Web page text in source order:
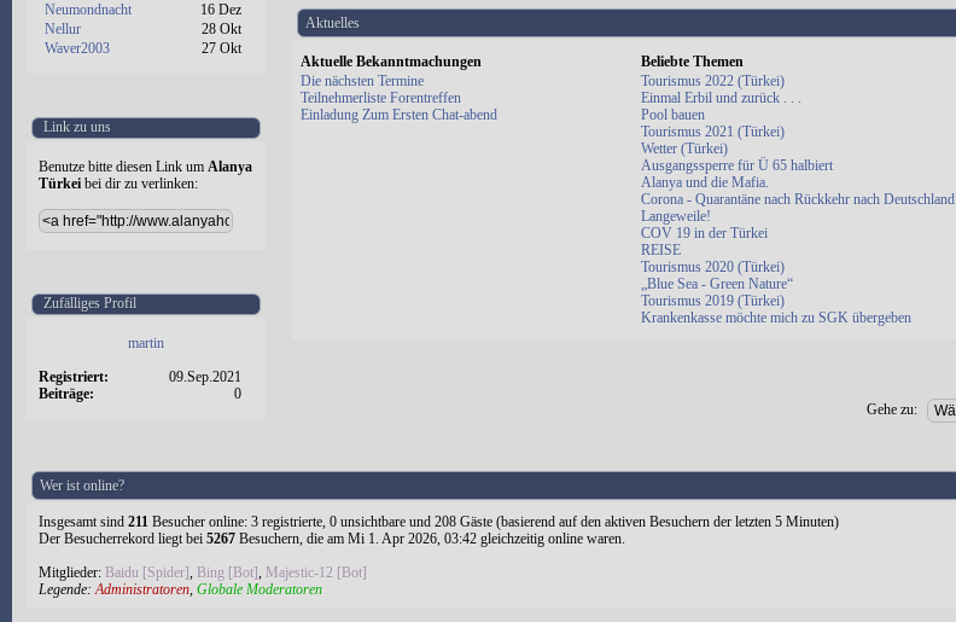
Neumondnacht
16 Dez
Nellur
28 Okt
Waver2003
27 Okt
Link zu uns
Benutze bitte diesen Link um Alanya
Türkei bei dir zu verlinken:
Zufälliges Profil
martin
Registriert:
09.Sep.2021
Beiträge:
0
Aktuelles
Aktuelle Bekanntmachungen Beliebte Themen
Die nächsten Termine
Teilnehmerliste Forentreffen
Einladung Zum Ersten Chat-abend
Tourismus 2022 (Türkei)
Einmal Erbil und zurück . . .
Pool bauen
Tourismus 2021 (Türkei)
Wetter (Türkei)
Ausgangssperre für Ü 65 halbiert
Alanya und die Mafia.
Corona - Quarantäne nach Rückkehr nach Deutschland
Langeweile!
COV 19 in der Türkei
REISE
Tourismus 2020 (Türkei)
„Blue Sea - Green Nature“
Tourismus 2019 (Türkei)
Krankenkasse möchte mich zu SGK übergeben
Gehe zu:
Wer ist online?
Insgesamt sind 211 Besucher online: 3 registrierte, 0 unsichtbare und 208 Gäste (basierend auf den aktiven Besuchern der letzten 5 Minuten)
Der Besucherrekord liegt bei 5267 Besuchern, die am Mi 1. Apr 2026, 03:42 gleichzeitig online waren.
Mitglieder: Baidu [Spider], Bing [Bot], Majestic-12 [Bot]
Legende:Administratoren, Globale Moderatoren